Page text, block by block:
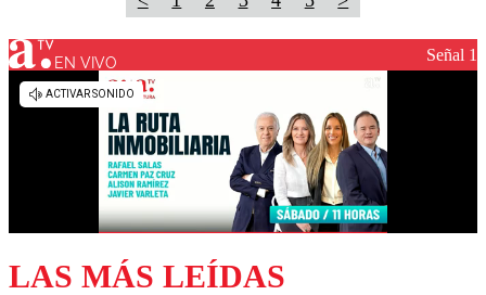
EN VIVO Señal 1
LAS MÁS LEÍDAS